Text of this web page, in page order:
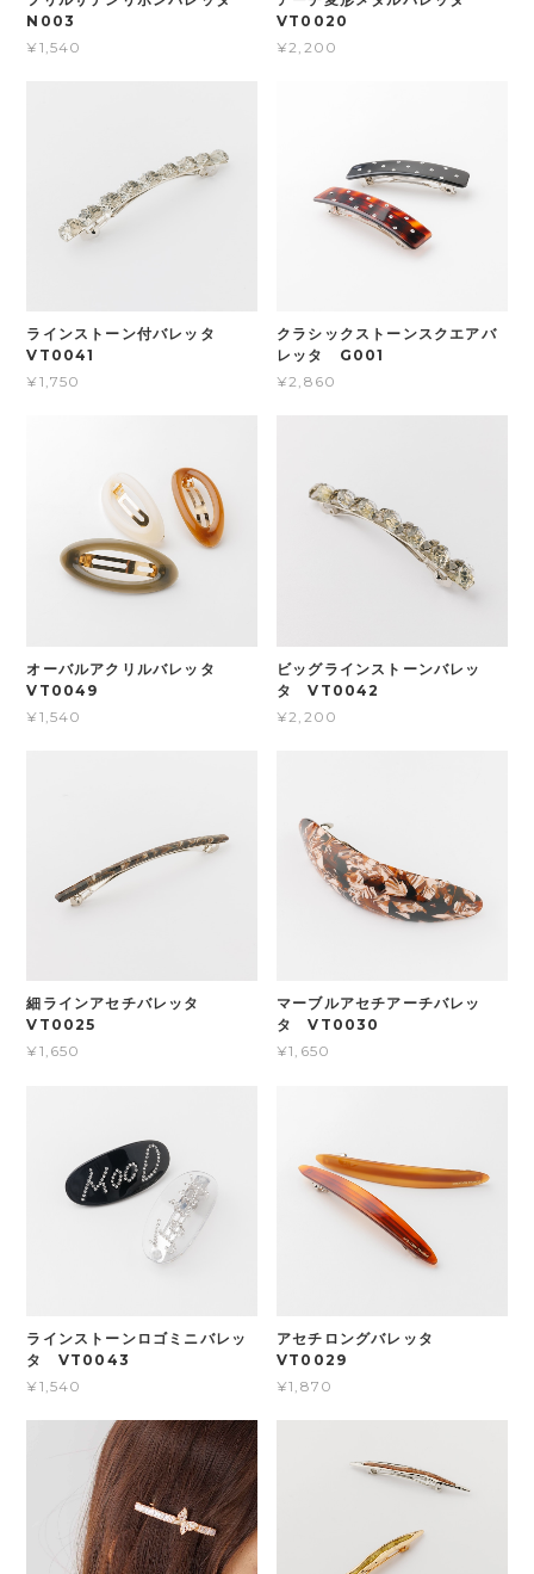
N003
¥1,540
VT0020
¥2,200
ラインストーン付バレッタ
VT0041
¥1,750
クラシックストーンスクエアバ
レッタ G001
¥2,860
オーバルアクリルバレッタ
VT0049
¥1,540
ビッグラインストーンバレッ
タ VT0042
¥2,200
細ラインアセチバレッタ
VT0025
¥1,650
マーブルアセチアーチバレッ
タ VT0030
¥1,650
ラインストーンロゴミニバレッ
タ VT0043
¥1,540
アセチロングバレッタ
VT0029
¥1,870